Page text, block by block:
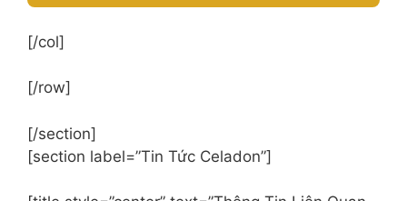
A
t
r
n
[/col]
[/row]
[/section]
[section label=”Tin Tức Celadon”]